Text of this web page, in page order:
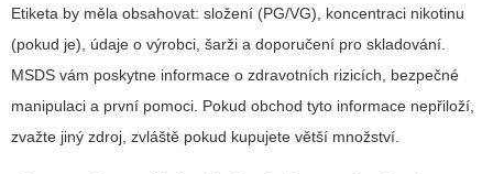
Etiketa by měla obsahovat: složení (PG/VG), koncentraci nikotinu
(pokud je), údaje o výrobci, šarži a doporučení pro skladování.
MSDS vám poskytne informace o zdravotních rizicích, bezpečné
manipulaci a první pomoci. Pokud obchod tyto informace nepřiloží,
zvažte jiný zdroj, zvláště pokud kupujete větší množství.